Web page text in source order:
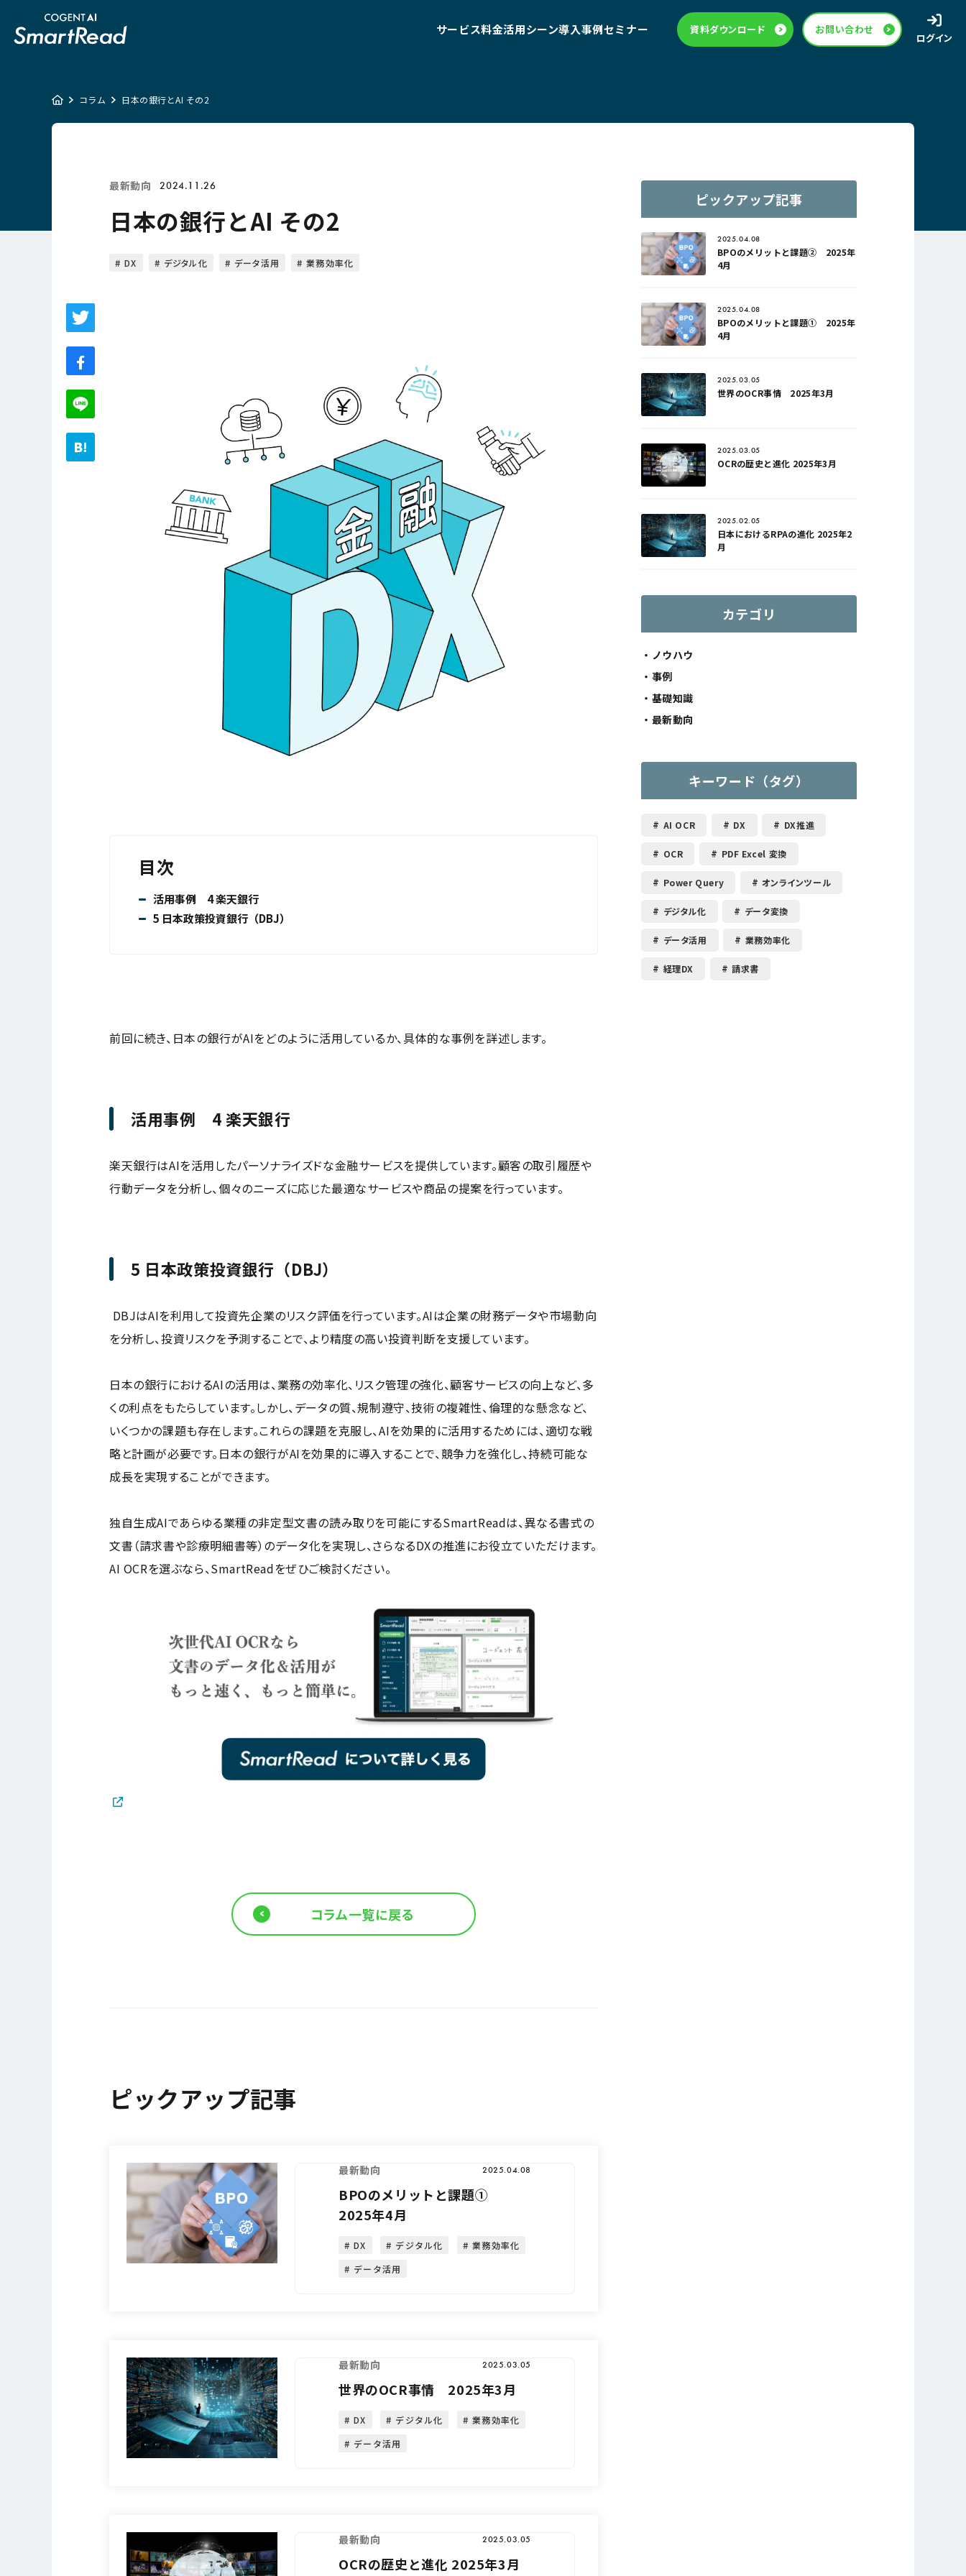
サービス料金活用シーン導入事例セミナー 資料ダウンロード お問い合わせ
ログイン
コラム 日本の銀行とAI その2
最新動向 2024.11.26
日本の銀行とAI その2
DX デジタル化 データ活用 業務効率化
目次
活用事例 4 楽天銀行
5 日本政策投資銀行（DBJ）
前回に続き、日本の銀行がAIをどのように活用しているか、具体的な事例を詳述します。
活用事例 4 楽天銀行
楽天銀行はAIを活用したパーソナライズドな金融サービスを提供しています。顧客の取引履歴や
行動データを分析し、個々のニーズに応じた最適なサービスや商品の提案を行っています。
5 日本政策投資銀行（DBJ）
DBJはAIを利用して投資先企業のリスク評価を行っています。AIは企業の財務データや市場動向
を分析し、投資リスクを予測することで、より精度の高い投資判断を支援しています。
日本の銀行におけるAIの活用は、業務の効率化、リスク管理の強化、顧客サービスの向上など、多
くの利点をもたらしています。しかし、データの質、規制遵守、技術の複雑性、倫理的な懸念など、
いくつかの課題も存在します。これらの課題を克服し、AIを効果的に活用するためには、適切な戦
略と計画が必要です。日本の銀行がAIを効果的に導入することで、競争力を強化し、持続可能な
成長を実現することができます。
独自生成AIであらゆる業種の非定型文書の読み取りを可能にするSmartReadは、異なる書式の
文書（請求書や診療明細書等）のデータ化を実現し、さらなるDXの推進にお役立ていただけます。
AI OCRを選ぶなら、SmartReadをぜひご検討ください。
コラム一覧に戻る
ピックアップ記事
最新動向 2025.04.08
BPOのメリットと課題①
2025年4月
DX デジタル化
業務効率化
データ活用
最新動向 2025.03.05
世界のOCR事情 2025年3月
DX デジタル化
業務効率化
データ活用
最新動向 2025.03.05
OCRの歴史と進化 2025年3月
ピックアップ記事
2025.04.08
BPOのメリットと課題② 2025年
4月
2025.04.08
BPOのメリットと課題① 2025年
4月
2025.03.05
世界のOCR事情 2025年3月
2025.03.05
OCRの歴史と進化 2025年3月
2025.02.05
日本におけるRPAの進化 2025年2
月
カテゴリ
ノウハウ
事例
基礎知識
最新動向
キーワード（タグ）
AI OCR DX DX推進
OCR PDF Excel 変換
Power Query オンラインツール
デジタル化 データ変換
データ活用 業務効率化
経理DX 請求書